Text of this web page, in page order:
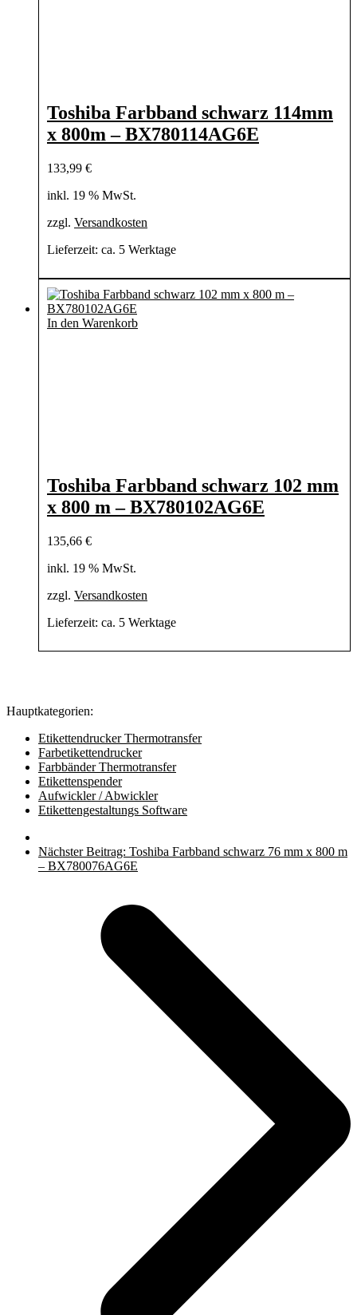
Toshiba Farbband schwarz 114mm
x 800m – BX780114AG6E
133,99 €
inkl. 19 % MwSt.
zzgl. Versandkosten
Lieferzeit: ca. 5 Werktage
In den Warenkorb
Toshiba Farbband schwarz 102 mm
x 800 m – BX780102AG6E
135,66 €
inkl. 19 % MwSt.
zzgl. Versandkosten
Lieferzeit: ca. 5 Werktage
Hauptkategorien:
Etikettendrucker Thermotransfer
Farbetikettendrucker
Farbbänder Thermotransfer
Etikettenspender
Aufwickler / Abwickler
Etikettengestaltungs Software
Nächster Beitrag: Toshiba Farbband schwarz 76 mm x 800 m
– BX780076AG6E